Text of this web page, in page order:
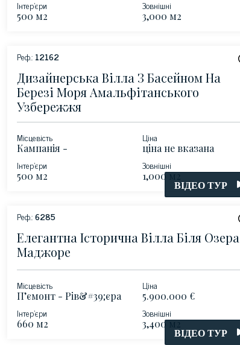
Інтер'єри
500 м2
Зовнішні
3,000 м2
Реф.: 12162
Дизайнерська Вілла З Басейном На
Березі Моря Амальфітанського
Узбережжя
Місцевість
Кампанія -
узбережжя
Ціна
ціна не вказана
Інтер'єри
500 м2
Зовнішні
1,000 м2
ВІДЕО ТУР
Реф.:6285
Елегантна Історична Вілла Біля Озера
Маджоре
Місцевість
П’ємонт - Рів&#39;єра
Маджоре
Ціна
5.900.000 €
Інтер'єри
660 м2
Зовнішні
3,400 м2
ВІДЕО ТУР